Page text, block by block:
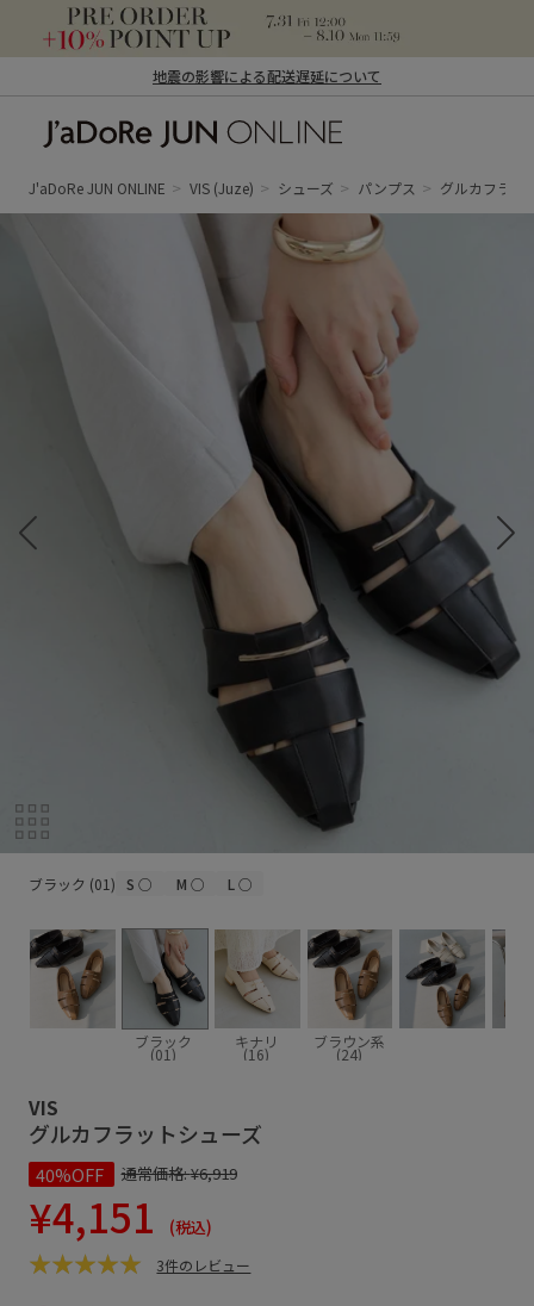
地震の影響による配送遅延について
ン オンライン）
J'aDoRe JUN ONLINE VIS (Juze) シューズ パンプス グルカフラッ
ブラック (01) S○ M ○ L ○
ブラック
(01)
キナリ
(16)
ブラウン系
(24)
VIS
グルカフラットシューズ
40%OFF 通常価格:¥6,919
¥4,151 (税込)
3件のレビュー